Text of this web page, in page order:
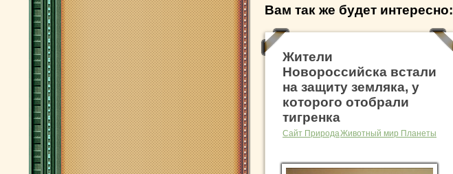
Вам так же будет интересно:
Жители
Новороссийска встали
на защиту земляка, у
которого отобрали
тигренка
Сайт ПриродаЖивотный мир Планеты